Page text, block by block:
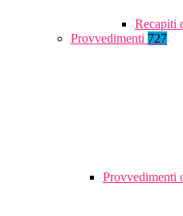
Recapiti
Provvedimenti 727
Provvedimenti